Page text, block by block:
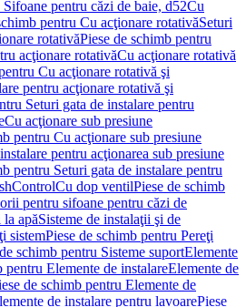
pentru căzi de baie, d52Cu
pentru Cu acţionare rotativăSeturi
rotativăPiese de schimb pentru
acţionare rotativăCu acţionare rotativă
Cu acţionare rotativă şi
pentru acţionare rotativă şi
Seturi gata de instalare pentru
Cu acţionare sub presiune
pentru Cu acţionare sub presiune
pentru acţionarea sub presiune
pentru Seturi gata de instalare pentru
Cu dop ventilPiese de schimb
pentru sifoane pentru căzi de
apăSisteme de instalaţii şi de
sistemPiese de schimb pentru Pereţi
schimb pentru Sisteme suportElemente
pentru Elemente de instalareElemente de
de schimb pentru Elemente de
de instalare pentru lavoarePiese